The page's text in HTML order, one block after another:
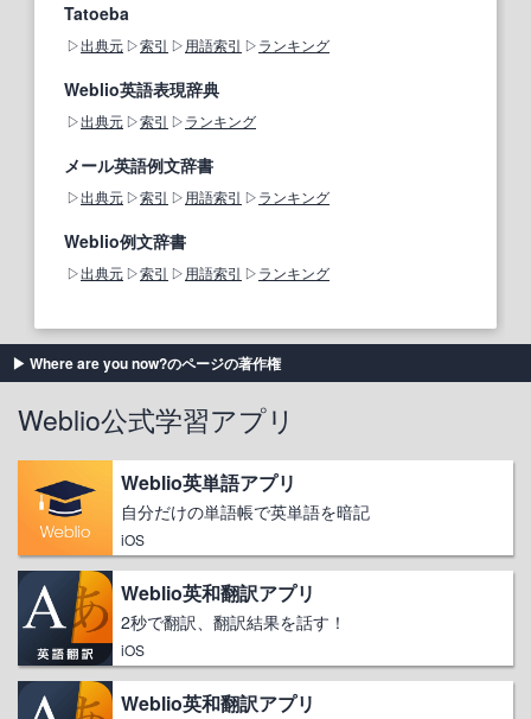
Tatoeba
出典元 索引 用語索引 ランキング
Weblio英語表現辞典
出典元 索引 ランキング
メール英語例文辞書
出典元 索引 用語索引 ランキング
Weblio例文辞書
出典元 索引 用語索引 ランキング
Where are you now?のページの著作権
Weblio公式学習アプリ
Weblio英単語アプリ
自分だけの単語帳で英単語を暗記
iOS
Weblio英和翻訳アプリ
2秒で翻訳、翻訳結果を話す！
iOS
Weblio英和翻訳アプリ